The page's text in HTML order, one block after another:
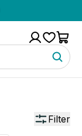
Filter